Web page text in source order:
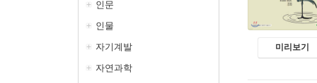
인문
인물
자기계발
자연과학
미리보기